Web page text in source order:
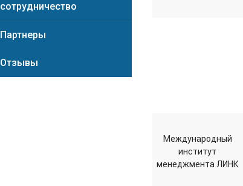
сотрудничество
Партнеры
Отзывы
Международный
институт
менеджмента ЛИНК